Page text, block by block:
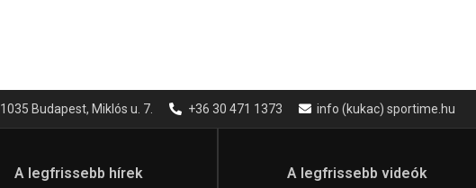
1035 Budapest, Miklós u. 7. +36 30 471 1373 info (kukac) sportime.hu
A legfrissebb hírek A legfrissebb videók